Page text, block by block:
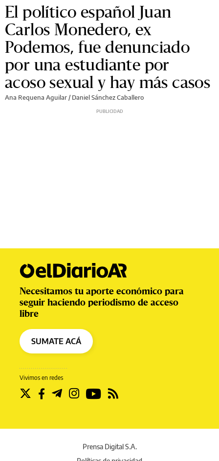
El político español Juan
Carlos Monedero, ex
Podemos, fue denunciado
por una estudiante por
acoso sexual y hay más casos
Ana Requena Aguilar / Daniel Sánchez Caballero
Vivimos en redes
Necesitamos tu aporte económico para
seguir haciendo periodismo de acceso
libre
SUMATE ACÁ
Prensa Digital S.A.